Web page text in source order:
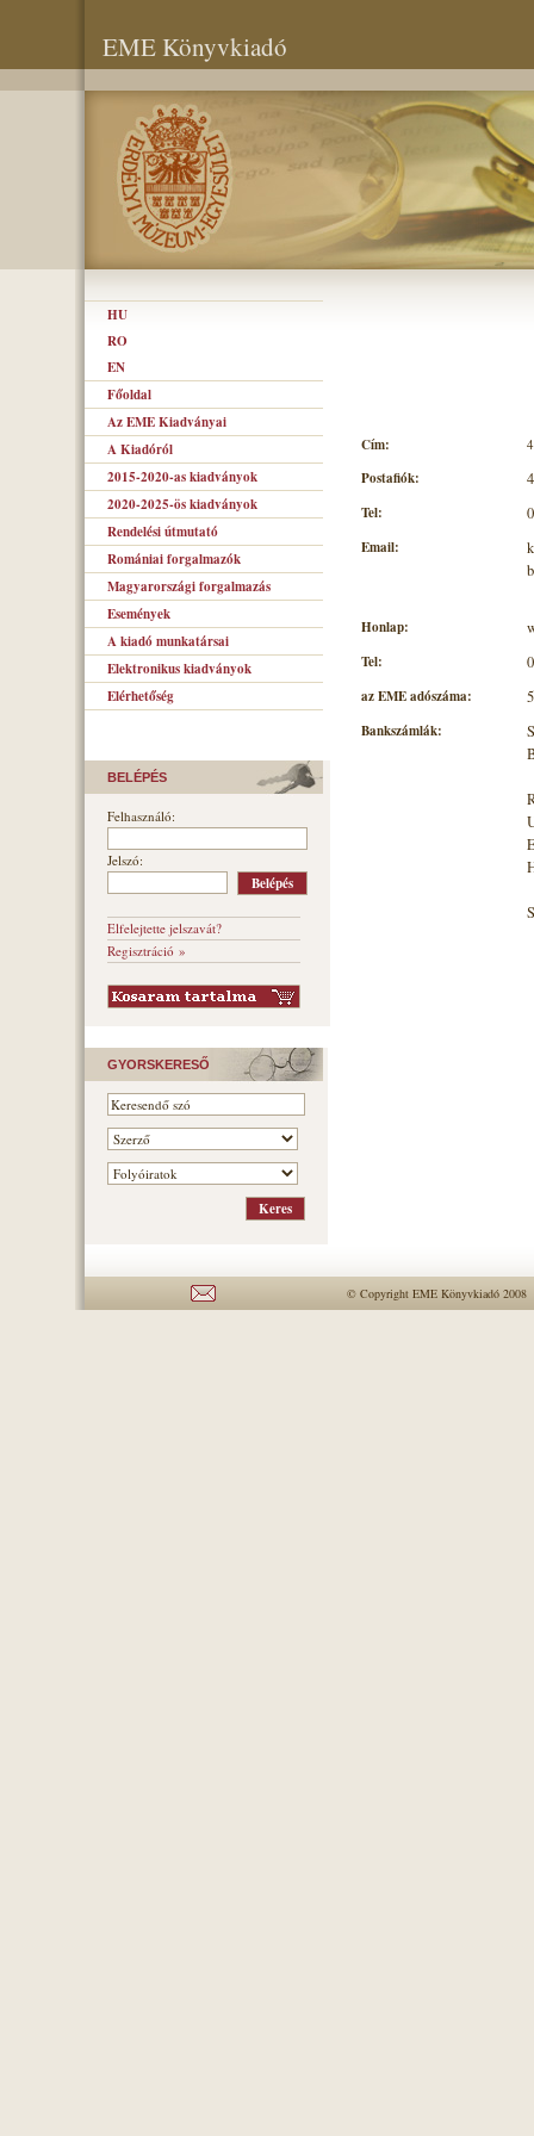
EME Könyvkiadó
HU
RO
EN
Főoldal
Az EME Kiadványai
A Kiadóról
2015-2020-as kiadványok
2020-2025-ös kiadványok
Rendelési útmutató
Romániai forgalmazók
Magyarországi forgalmazás
Események
A kiadó munkatársai
Elektronikus kiadványok
Elérhetőség
BELÉPÉS
Felhasználó:
Jelszó:
Elfelejtette jelszavát?
Regisztráció »
GYORSKERESŐ
Cím:
Postafiók:
Tel:
Email:
Honlap:
Tel:
az EME adószáma:
Bankszámlák:
© Copyright EME Könyvkiadó 2008